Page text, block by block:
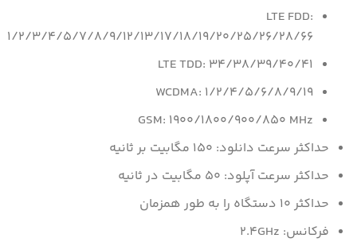
LTE FDD:
1/2/3/4/5/7/8/9/12/13/17/18/19/20/25/26/28/66
LTE TDD: 34/38/39/40/41
WCDMA: 1/2/4/5/6/8/9/19
GSM: 1900/1800/900/850 MHz
حداکثر سرعت دانلود: 150 مگابیت بر ثانیه
حداکثر سرعت آپلود: 50 مگابیت در ثانیه
حداکثر 10 دستگاه را به طور همزمان
فرکانس: 2.4GHz